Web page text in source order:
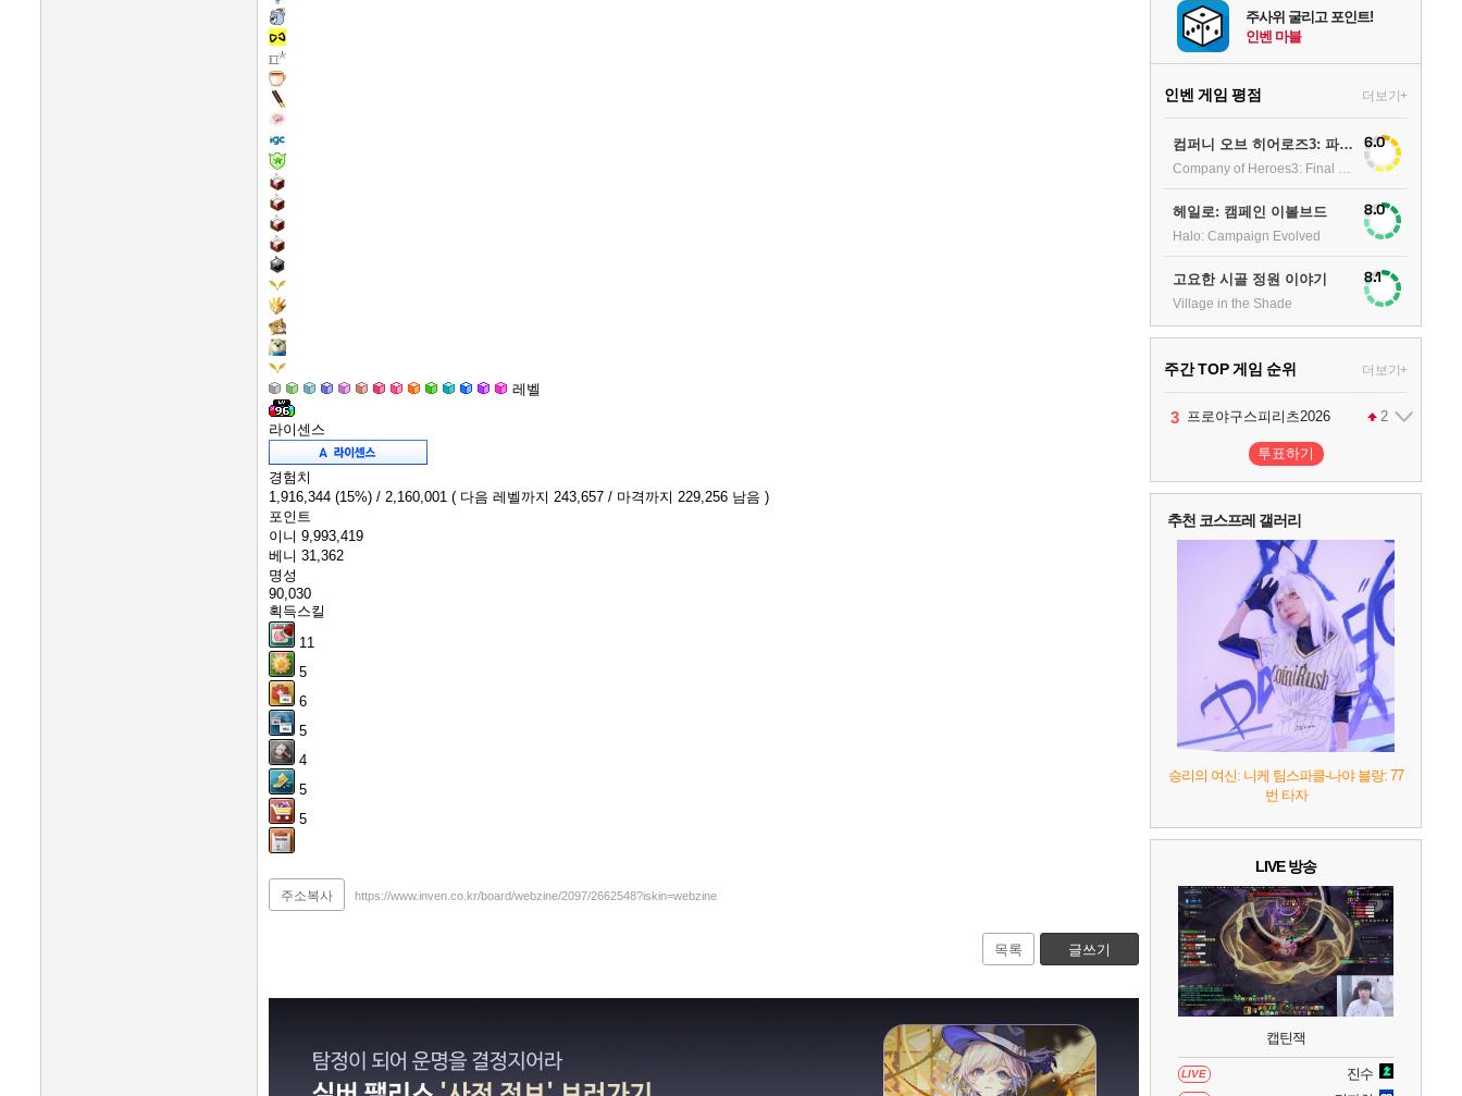
레벨
라이센스
경험치
1,916,344 (15%) / 2,160,001 ( 다음 레벨까지 243,657 / 마격까지 229,256 남음 )
포인트
이니 9,993,419
베니 31,362
명성
90,030
획득스킬
11
5
6
5
4
5
5
주소복사 https://www.inven.co.kr/board/webzine/2097/2662548?iskin=webzine
목록 글쓰기
주사위 굴리고 포인트!
인벤 마블
인벤 게임 평점 더보기+
컴퍼니 오브 히어로즈3: 파이널 스탠드 6.0
헤일로: 캠페인 이볼브드
Halo: Campaign Evolved
8.0
고요한 시골 정원 이야기
Village in the Shade
8.1
주간 TOP 게임 순위 더보기+
1 팰월드
2 1
3 프로야구스피리츠2026 2
4 드래곤소드 : 어웨이크닝 2
5 블라인드 삼국 1
1
리듬 천국 미라클 스타즈 2
헤일로: 캠페인 이볼브드
9 캡틴 츠바사 2 월드 파이터즈
투표하기
추천 코스프레 갤러리
승리의 여신: 니케 팀스파클-나야 블랑: 77
번 타자
LIVE 방송
캡틴잭
LIVE 진수